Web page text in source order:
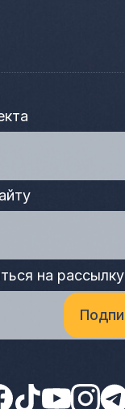
на рассылку